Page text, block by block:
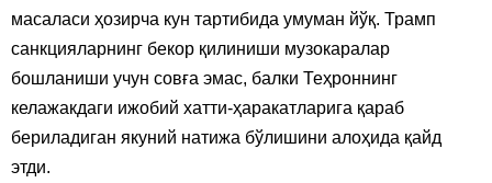
масаласи ҳозирча кун тартибида умуман йўқ. Трамп
санкцияларнинг бекор қилиниши музокаралар
бошланиши учун совға эмас, балки Теҳроннинг
келажакдаги ижобий хатти-ҳаракатларига қараб
бериладиган якуний натижа бўлишини алоҳида қайд
этди.